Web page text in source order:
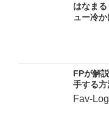
はなま
ュー冷
FPが解
手する方
Fav-Log